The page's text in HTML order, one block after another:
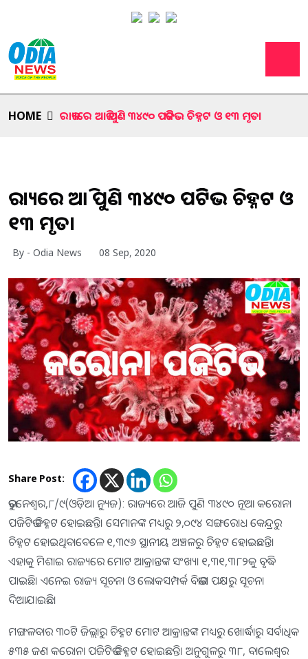
HOME ରାଜ୍ୟରେ ଆଜି ପୁଣି ୩୪୯୦ ପଜିଟିଭ ଚିହ୍ନଟ ଓ ୧୩ ମୃତ।
ରାଜ୍ୟରେ ଆଜି ପୁଣି ୩୪୯୦ ପଜିଟିଭ ଚିହ୍ନଟ ଓ
୧୩ ମୃତ।
By - Odia News 08 Sep, 2020
Share Post:
ଭୁବନେଶ୍ୱର,୮/୯(ଓଡ଼ିଆ ନ୍ୟୁଜ): ରାଜ୍ୟରେ ଆଜି ପୁଣି ୩୪୯୦ ନୂଆ କରୋନା
ପଜିଟିଭ ଚିହ୍ନଟ ହୋଇଛନ୍ତି। ସେମାନଙ୍କ ମଧ୍ୟରୁ ୨,୦୯୪ ସଙ୍ଗରୋଧ କେନ୍ଦ୍ରରୁ
ଚିହ୍ନଟ ହୋଇଥିବାବେଳେ ୧,୩୯୬ ସ୍ଥାନୀୟ ଅଞ୍ଚଳରୁ ଚିହ୍ନଟ ହୋଇଛନ୍ତି।
ଏହାକୁ ମିଶାଇ ରାଜ୍ୟରେ ମୋଟ ଆକ୍ରାନ୍ତଙ୍କ ସଂଖ୍ୟା ୧,୩୧,୩୮୨କୁ ବୃଦ୍ଧି
ପାଇଛି। ଏନେଇ ରାଜ୍ୟ ସୂଚନା ଓ ଲୋକସମ୍ପର୍କ ବିଭାଗ ପକ୍ଷରୁ ସୂଚନା
ଦିଆଯାଇଛି।
ମଙ୍ଗଳବାର ୩୦ଟି ଜିଲ୍ଲାରୁ ଚିହ୍ନଟ ମୋଟ ଆକ୍ରାନ୍ତଙ୍କ ମଧ୍ୟରୁ ଖୋର୍ଦ୍ଧାରୁ ସର୍ବାଧିକ
୫୩୫ ଜଣ କରୋନା ପଜିଟିଭ ଚିହ୍ନଟ ହୋଇଛନ୍ତି। ଅନୁଗୁଳରୁ ୩୮, ବାଲେଶ୍ୱର